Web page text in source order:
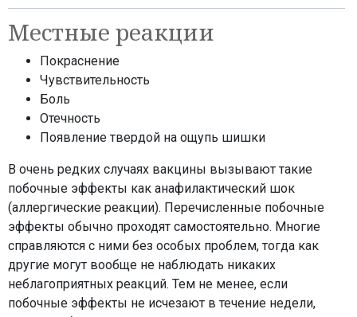
Местные реакции
Покраснение
Чувствительность
Боль
Отечность
Появление твердой на ощупь шишки
В очень редких случаях вакцины вызывают такие
побочные эффекты как анафилактический шок
(аллергические реакции). Перечисленные побочные
эффекты обычно проходят самостоятельно. Многие
справляются с ними без особых проблем, тогда как
другие могут вообще не наблюдать никаких
неблагоприятных реакций. Тем не менее, если
побочные эффекты не исчезают в течение недели,